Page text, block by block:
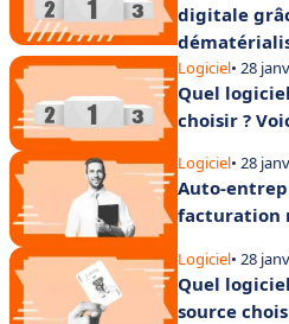
digitale
Logiciel• 28
Quel
choisir ?
Logiciel• 28
Auto-
facturation
Logiciel• 28
Quel
source